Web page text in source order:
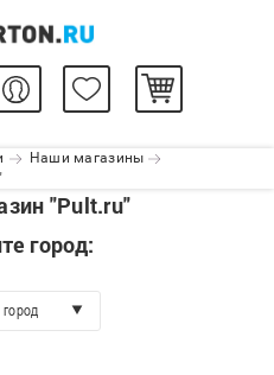
Наши магазины
"Pult.ru"
город: